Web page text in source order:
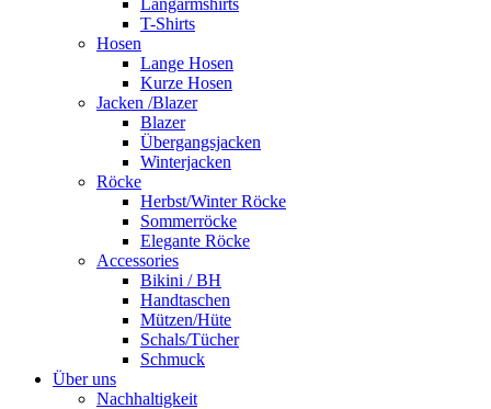
Langarmshirts
T-Shirts
Hosen
Lange Hosen
Kurze Hosen
Jacken /Blazer
Blazer
Übergangsjacken
Winterjacken
Röcke
Herbst/Winter Röcke
Sommerröcke
Elegante Röcke
Accessories
Bikini / BH
Handtaschen
Mützen/Hüte
Schals/Tücher
Schmuck
Über uns
Nachhaltigkeit